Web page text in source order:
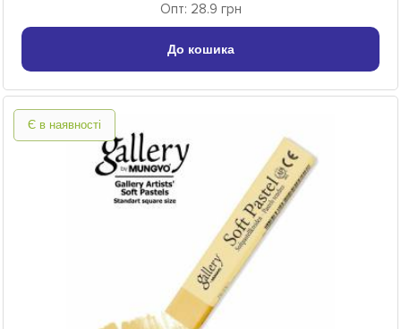
Опт: 28.9 грн
До кошика
Є в наявності